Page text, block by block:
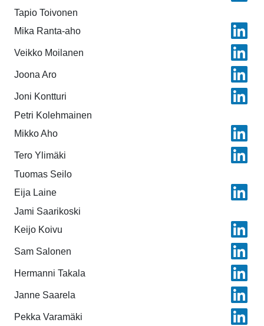
Tapio Toivonen
Mika Ranta-aho
Veikko Moilanen
Joona Aro
Joni Kontturi
Petri Kolehmainen
Mikko Aho
Tero Ylimäki
Tuomas Seilo
Eija Laine
Jami Saarikoski
Keijo Koivu
Sam Salonen
Hermanni Takala
Janne Saarela
Pekka Varamäki